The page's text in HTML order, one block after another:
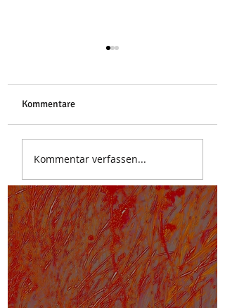
Stoa des Attalos
Kommentare
Kommentar verfassen...